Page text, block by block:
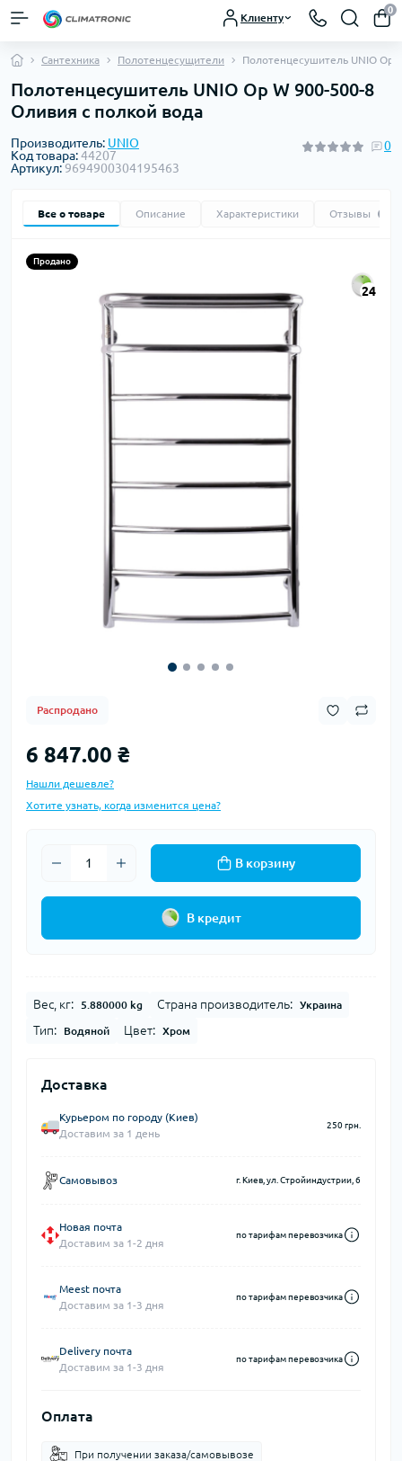
Клиенту
0
Сантехника Полотенцесущители Полотенцесушитель UNIO Op
Полотенцесушитель UNIO Op W 900-500-8
Оливия с полкой вода
Производитель: UNIO
Код товара:44207
Артикул: 9694900304195463
0
Все о товаре Описание Характеристики Отзывы
Продано
24
Распродано
6 847.00 ₴
Нашли дешевле?
Хотите узнать, когда изменится цена?
В корзину
В кредит
Вес, кг: 5.880000 kg Страна производитель: Украина
Тип: Водяной Цвет: Хром
Доставка
Курьером по городу (Киев)
Доставим за 1 день
250 грн.
Самовывоз г. Киев, ул. Стройиндустрии, 6
Новая почта
Доставим за 1-2 дня
по тарифам перевозчика
Meest почта
Доставим за 1-3 дня
по тарифам перевозчика
Delivery почта
Доставим за 1-3 дня
по тарифам перевозчика
Оплата
При получении заказа/самовывозе